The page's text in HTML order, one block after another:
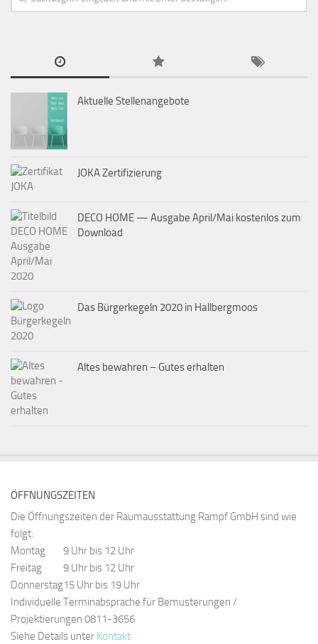
Aktuelle Stellenangebote
JOKA Zertifizierung
DECO HOME — Ausgabe April/Mai kostenlos zum
Download
Das Bürgerkegeln 2020 in Hallbergmoos
Altes bewahren – Gutes erhalten
ÖFFNUNGSZEITEN
Die Öffnungszeiten der Raumausstattung Rampf GmbH sind wie
folgt:
Montag
9 Uhr bis 12 Uhr
Freitag
9 Uhr bis 12 Uhr
Donnerstag15 Uhr bis 19 Uhr
Individuelle Terminabsprache für Bemusterungen /
Projektierungen 0811-3656
Siehe Details unter Kontakt